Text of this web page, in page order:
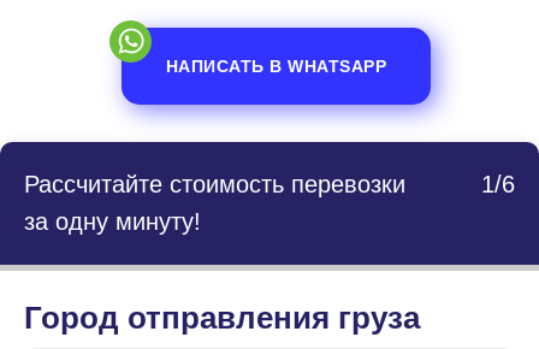
НАПИСАТЬ В WHATSAPP
Рассчитайте стоимость перевозки
за одну минуту!
1/6
Город отправления груза